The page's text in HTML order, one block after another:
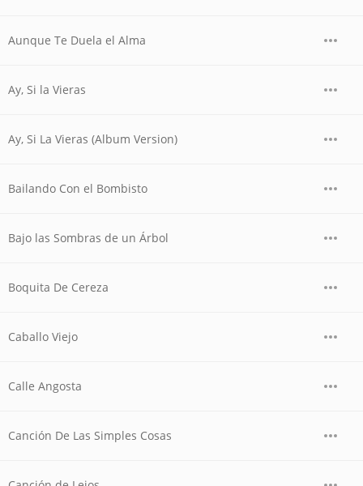
Aunque Te Duela el Alma
Ay, Si la Vieras
Ay, Si La Vieras (Album Version)
Bailando Con el Bombisto
Bajo las Sombras de un Árbol
Boquita De Cereza
Caballo Viejo
Calle Angosta
Canción De Las Simples Cosas